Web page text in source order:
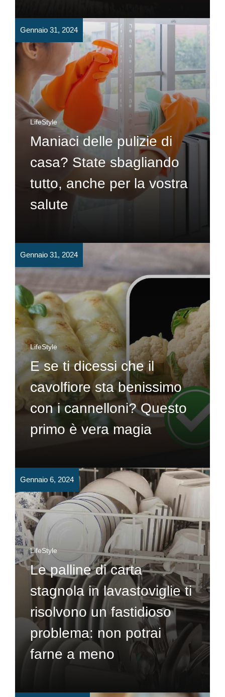
Gennaio 31, 2024
LifeStyle
Maniaci delle pulizie di
casa? State sbagliando
tutto, anche per la vostra
salute
Gennaio 31, 2024
LifeStyle
E se ti dicessi che il
cavolfiore sta benissimo
con i cannelloni? Questo
primo è vera magia
Gennaio 6, 2024
LifeStyle
Le palline di carta
stagnola in lavastoviglie ti
risolvono un fastidioso
problema: non potrai
farne a meno